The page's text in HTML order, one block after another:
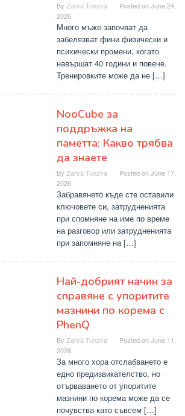
By Zahra Tunzira Posted onJune 24,
2026
Много мъже започват да
забелязват фини физически и
психически промени, когато
навършат 40 години и повече.
Тренировките може да не […]
NooCube за
поддръжка на
паметта: Какво трябва
да знаете
By Zahra Tunzira Posted onJune 17,
2026
Забравянето къде сте оставили
ключовете си, затрудненията
при спомняне на име по време
на разговор или затрудненията
при запомняне на […]
Най-добрият начин за
справяне с упоритите
мазнини по корема с
PhenQ
By Zahra Tunzira Posted onJune 11,
2026
За много хора отслабването е
едно предизвикателство, но
отърваването от упоритите
мазнини по корема може да се
почувства като съвсем […]